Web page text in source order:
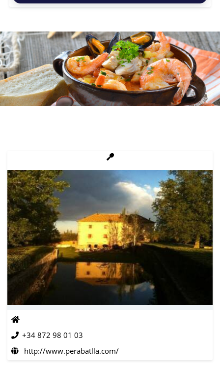
+34 872 98 01 03
http://www.perabatlla.com/